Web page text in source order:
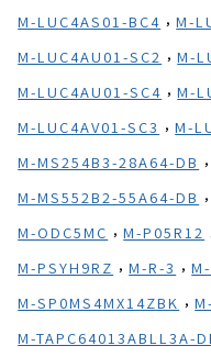
M-LUC4AS01-BC4 , M-
M-LUC4AU01-SC2 , M-
M-LUC4AU01-SC4 , M-
M-LUC4AV01-SC3 , M-
M-MS254B3-28A64-DB ,
M-MS552B2-55A64-DB ,
M-ODC5MC , M-P05R12
M-PSYH9RZ , M-R-3 ,
M-SP0MS4MX14ZBK ,
M-TAPC64013ABLL3A-